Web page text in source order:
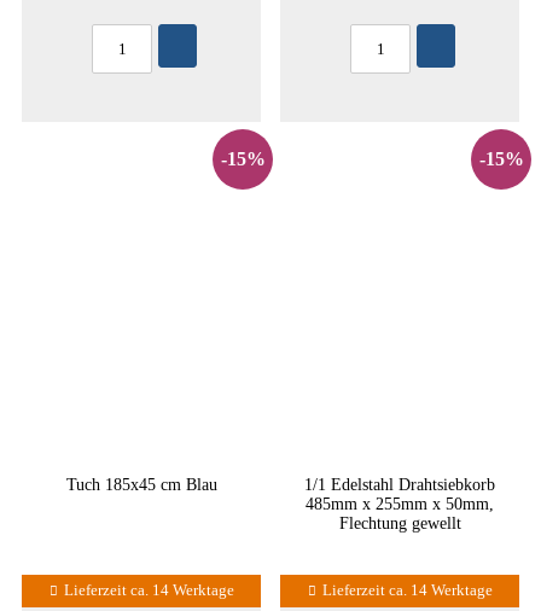
-15%
Tuch 185x45 cm Blau
Lieferzeit ca. 14 Werktage
-15%
1/1 Edelstahl Drahtsiebkorb
485mm x 255mm x 50mm,
Flechtung gewellt
Lieferzeit ca. 14 Werktage